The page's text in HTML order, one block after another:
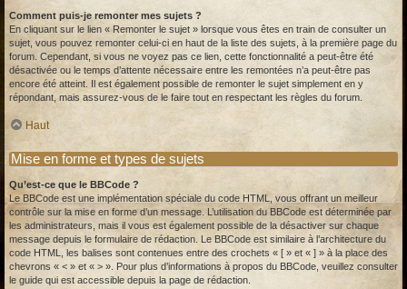
Comment puis-je remonter mes sujets ?
En cliquant sur le lien « Remonter le sujet » lorsque vous êtes en train de consulter un
sujet, vous pouvez remonter celui-ci en haut de la liste des sujets, à la première page du
forum. Cependant, si vous ne voyez pas ce lien, cette fonctionnalité a peut-être été
désactivée ou le temps d’attente nécessaire entre les remontées n’a peut-être pas
encore été atteint. Il est également possible de remonter le sujet simplement en y
répondant, mais assurez-vous de le faire tout en respectant les règles du forum.
Haut
Mise en forme et types de sujets
Qu’est-ce que le BBCode ?
Le BBCode est une implémentation spéciale du code HTML, vous offrant un meilleur
contrôle sur la mise en forme d’un message. L’utilisation du BBCode est déterminée par
les administrateurs, mais il vous est également possible de la désactiver sur chaque
message depuis le formulaire de rédaction. Le BBCode est similaire à l’architecture du
code HTML, les balises sont contenues entre des crochets « [ » et « ] » à la place des
chevrons « < » et « > ». Pour plus d’informations à propos du BBCode, veuillez consulter
le guide qui est accessible depuis la page de rédaction.